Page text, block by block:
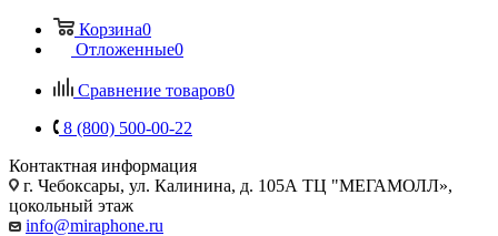
Корзина0
Отложенные0
Сравнение товаров0
8 (800) 500-00-22
Контактная информация
г. Чебоксары, ул. Калинина, д. 105А ТЦ "МЕГАМОЛЛ»,
цокольный этаж
info@miraphone.ru